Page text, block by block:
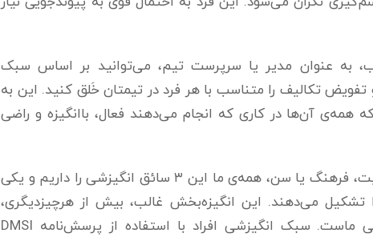
عنوان مدیر یا سرپرست تیم، می‌توانید بر اساس سبک
تکالیف را متناسب با هر فرد در تیمتان خَلق کنید. این به
آن‌ها در کاری که انجام می‌دهند فعال، باانگیزه و راضی
به عقیده‌ی مک کللند، جدای از جنسیت، فرهنگ یا سن، همه‌ی ما این ۳ سائق انگیزشی را داریم و یکی
تشکیل می‌دهند. این انگیزه‌بخش غالب، بیش از هرچیز‌دیگری،
وابسته به فرهنگ و تجربیات زندگی ماست. سبک انگیزشی افراد با استفاده از پرسش‌نامه‌ DMSI